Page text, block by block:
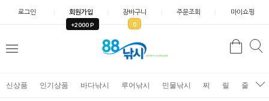
로그인 회원가입
+2000 P
장바구니
0
주문조회 마이쇼핑
검
신상품 인기상품 바다낚시 루어낚시 민물낚시 찌 릴 줄